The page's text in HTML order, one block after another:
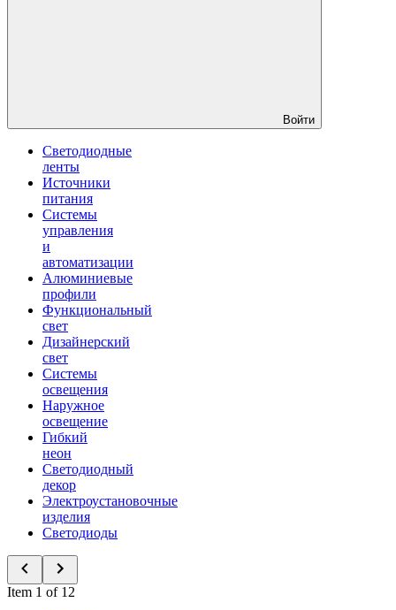
Войти
Светодиодные
ленты
Источники
питания
Системы
управления
и
автоматизации
Алюминиевые
профили
Функциональный
свет
Дизайнерский
свет
Системы
освещения
Наружное
освещение
Гибкий
неон
Светодиодный
декор
Электроустановочные
изделия
Светодиоды
Item 1 of 12